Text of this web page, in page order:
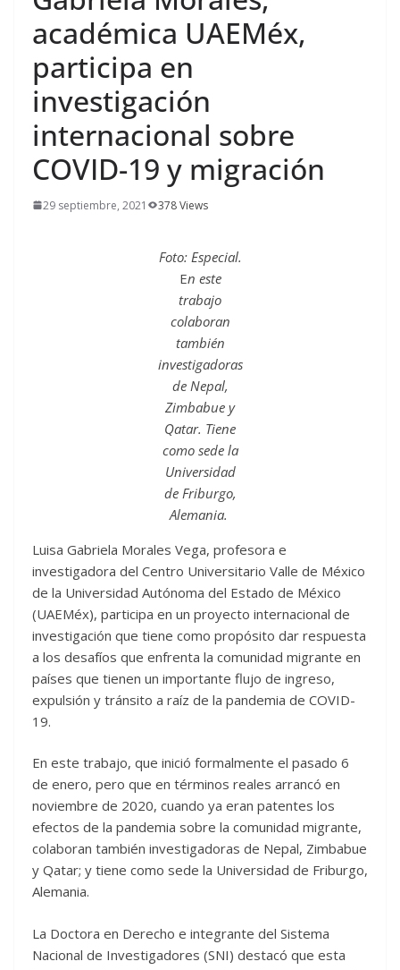
académica UAEMéx,
participa en
investigación
internacional sobre
COVID-19 y migración
29 septiembre, 2021 378 Views
Foto: Especial.
En este
trabajo
colaboran
también
investigadoras
de Nepal,
Zimbabue y
Qatar. Tiene
como sede la
Universidad
de Friburgo,
Alemania.
Luisa Gabriela Morales Vega, profesora e
investigadora del Centro Universitario Valle de México
de la Universidad Autónoma del Estado de México
(UAEMéx), participa en un proyecto internacional de
investigación que tiene como propósito dar respuesta
a los desafíos que enfrenta la comunidad migrante en
países que tienen un importante flujo de ingreso,
expulsión y tránsito a raíz de la pandemia de COVID-
19.
En este trabajo, que inició formalmente el pasado 6
de enero, pero que en términos reales arrancó en
noviembre de 2020, cuando ya eran patentes los
efectos de la pandemia sobre la comunidad migrante,
colaboran también investigadoras de Nepal, Zimbabue
y Qatar; y tiene como sede la Universidad de Friburgo,
Alemania.
La Doctora en Derecho e integrante del Sistema
Nacional de Investigadores (SNI) destacó que esta